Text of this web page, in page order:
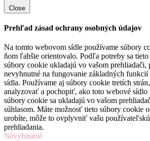
Close
Prehľad zásad ochrany osobných údajov
Na tomto webovom sídle používame súbory
ňom ľahšie orientovalo. Podľa potreby sa
súbory cookie ukladajú vo vašom prehliadači,
nevyhnutné na fungovanie základných
sídla. Používame aj súbory cookie tretích
analyzovať a pochopiť, ako toto webové sídlo
súbory cookie sa ukladajú vo vašom
súhlasom. Máte možnosť tieto súbory cookie
urobíte, môže to ovplyvniť vašu
prehliadania.
Nevyhnutné